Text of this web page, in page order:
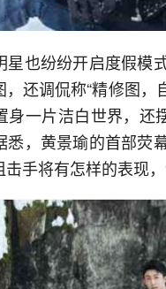
也纷纷开启度假模
还调侃称“精修图，
一片洁白世界，还
悉，黄景瑜的首部荧
手将有怎样的表现，